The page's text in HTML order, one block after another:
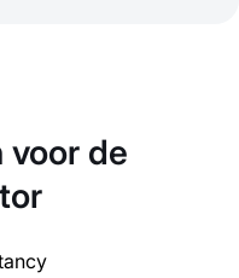
voor de